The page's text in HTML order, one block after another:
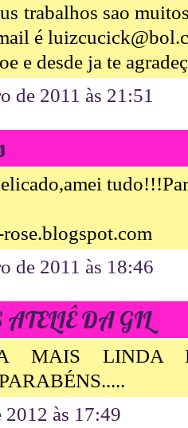
trabalhos sao
é
e desde ja te
de 2011 às 21:51
de 2011 às 18:46
DA GIL
MAIS LINDA
2012 às 17:49